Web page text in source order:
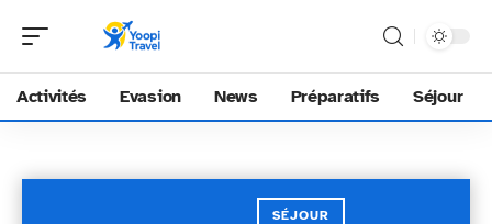
Activités Evasion News Préparatifs Séjour
SÉJOUR